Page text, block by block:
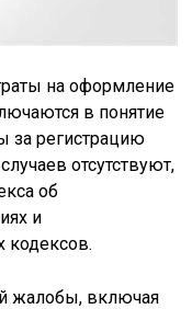
на оформление
в понятие
за регистрацию
отсутствуют,
об
и
кодексов.
жалобы, включая